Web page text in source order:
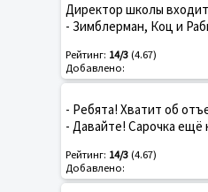
Директор школы
- Зимблерман, Коц и
Рейтинг: 14/3(4.67)
Добавлено:
- Ребята! Хватит об
- Давайте! Сарочка ещё
Рейтинг: 14/3(4.67)
Добавлено: